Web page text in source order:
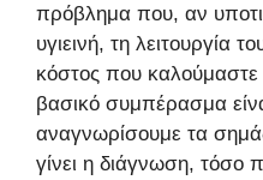
πρόβλημα που, αν
υγιεινή, τη λειτουργία
κόστος που
βασικό συμπέρασμα
αναγνωρίσουμε τα
γίνει η διάγνωση, τόσο